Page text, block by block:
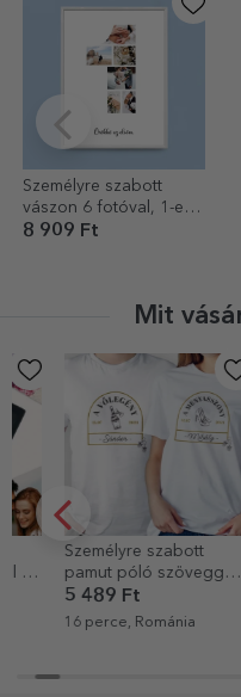
Személyre szabott
vászon 6 fotóval, 1-es
modellszámmal és
8 909 Ft
Mit
Személyre szabott
pamut póló szöveggel
esküvőkhöz - Vintage
5 489 Ft
16 perce, Románia